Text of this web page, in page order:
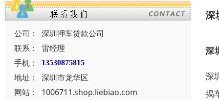
公司：
深圳押车贷款公司
联系：
雷经理
手机：
13530875815
地址：
深圳市龙华区
网站：
1006711.shop.liebiao.com
深
深
深
揭